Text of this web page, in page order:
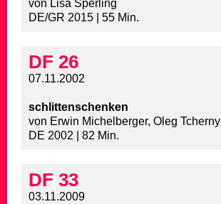
von Lisa Sperling
DE/GR 2015 | 55 Min.
DF 26
07.11.2002
schlittenschenken
von Erwin Michelberger, Oleg Tcherny
DE 2002 | 82 Min.
DF 33
03.11.2009